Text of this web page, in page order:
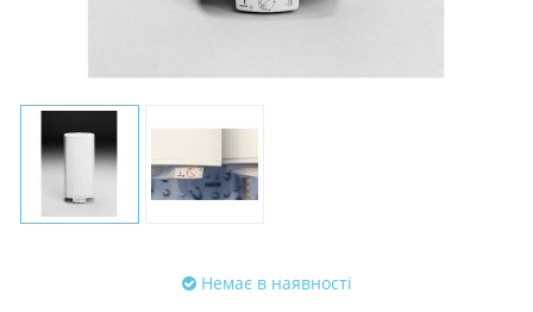
Немає в наявності